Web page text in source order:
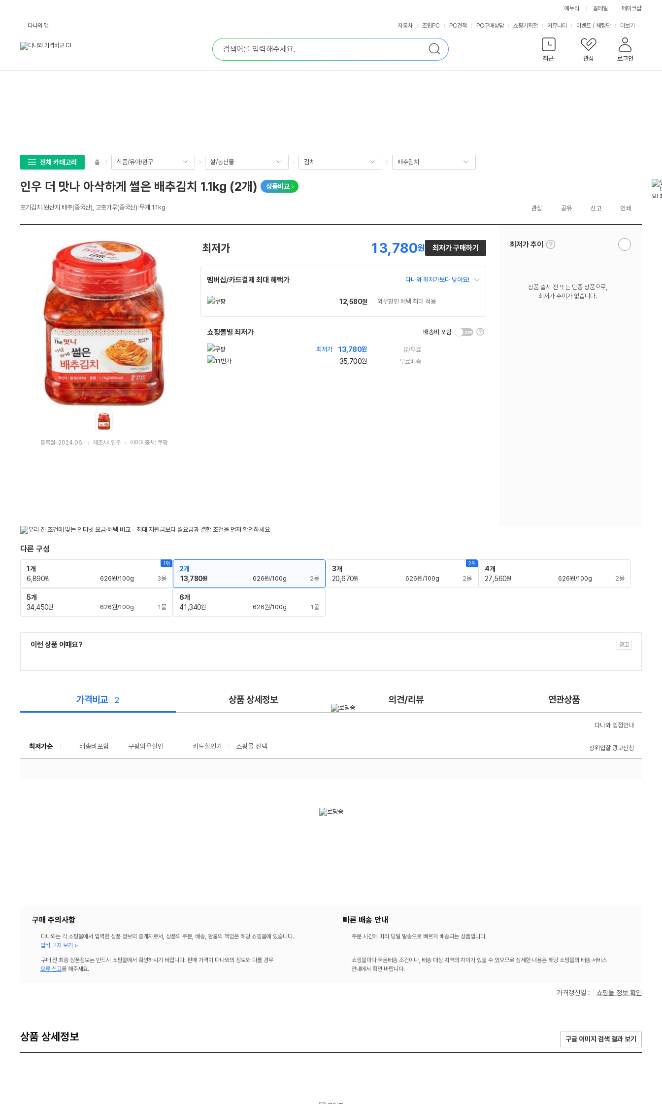
에누리 몰테일
메이크샵
합
검
색
검
색
최근
관심 로그인
다나와 앱 자동차 조립PC PC견적 PC구매상담 쇼핑기획전 커뮤니티 이벤트 / 체험단 서
비
스
더보기
전체 카테고리 홈 식품/유아/완구 쌀/농산물 김치 배추김치
인우 더 맛나 아삭하게 썰은 배추김치 1.1kg (2개) 상품비교
상
포기김치 /원산지 :배추(중국산), 고춧가루(중국산)/무게 :1.1kg 관심 공유 신고 인쇄
등록월: 2024.06. 제조사: 인우 이미지출처: 쿠팡
최저가 13,780원 최저가 구매하기
멤버십/카드결제 최대 혜택가 다나와 최저가보다 낮아요!
12,580원 와우할인 혜택 최대 적용
쇼핑몰별 최저가 배송비 포함
툴
팁
최저가 13,780원
빠
배
유/무료
35,700원 무료배송
최저가 추이
툴
팁
알
상품 출시 전 또는 단종 상품으로,
최저가 추이가 없습니다.
다른 구성
1위
1개
6,890원 626원/100g 3몰
2개
13,780원 626원/100g 2몰
2위
3개
20,670원 626원/100g 2몰
4개
27,560원 626원/100g 2몰
5개
34,450원 626원/100g 1몰
6개
41,340원 626원/100g 1몰
이런 상품 어때요?
가격비교 2 상품 상세정보 의견/리뷰 연관상품
다나와 입점안내
최저가순 배송비포함 쿠팡와우할인
보
카드할인가 쇼핑몰 선택 상위입찰 광고신청
구매 주의사항
다나와는 각 쇼핑몰에서 입력한 상품 정보의 중개자로서, 상품의 주문, 배송, 환불의 책임은 해당 쇼핑몰에 있습니다.
법적 고지 보기 >
구매 전 최종 상품정보는 반드시 쇼핑몰에서 확인하시기 바랍니다. 판매 가격이 다나와의 정보와 다를 경우
오류 신고를 해주세요.
빠른 배송 안내
주문 시간에 따라 당일 발송으로 빠르게 배송되는 상품입니다.
쇼핑몰마다 묶음배송 조건이나, 배송 대상 지역의 차이가 있을 수 있으므로 상세한 내용은 해당 쇼핑몰의 배송 서비스
안내에서 확인 바랍니다.
가격갱신일 : 쇼핑몰 정보 확인
상품 상세정보 구글 이미지 검색 결과 보기